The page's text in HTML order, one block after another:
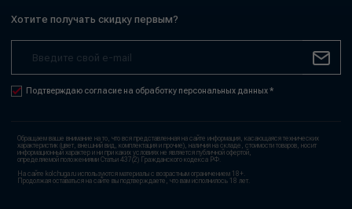
Хотите получать скидку первым?
Подтверждаю согласие на обработку персональных данных *
Обращаем ваше внимание на то, что вся представленная на сайте информация, касающаяся технических
характеристик (цвет, внешний вид, комплектация и прочие), наличия на складе, стоимости товаров, носит
информационный характер и ни при каких условиях не является публичной офертой,
определяемой положениями Статьи 437(2) Гражданского кодекса РФ.
На сайте kolchuga.ru используются материалы с возрастным ограничением 18+.
Продолжая оставаться на сайте вы подтверждаете, что вам исполнилось 18 лет.